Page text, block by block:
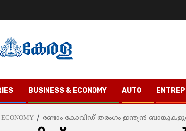
BUSINESS & ECONOMY AUTO
രണ്ടാം കോവിഡ് തരംഗം ഇന്ത്യന്‍